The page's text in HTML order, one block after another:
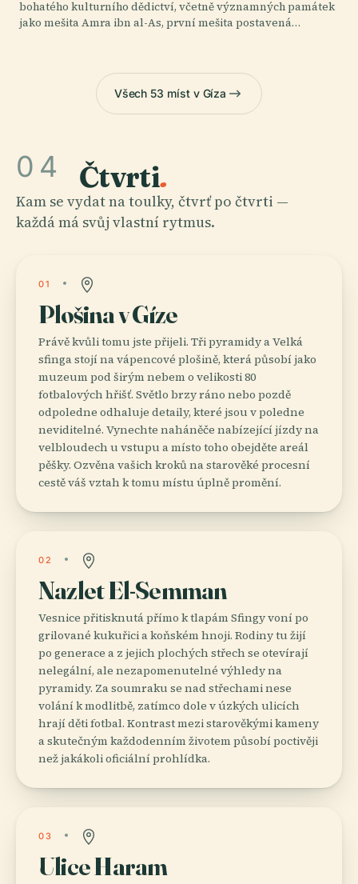
bohatého kulturního dědictví, včetně významných památek
jako mešita Amra ibn al-As, první mešita postavená…
Všech 53 míst v Gíza
04 Čtvrti.
Kam se vydat na toulky, čtvrť po čtvrti —
každá má svůj vlastní rytmus.
01
Plošina v Gíze
Právě kvůli tomu jste přijeli. Tři pyramidy a Velká
sfinga stojí na vápencové plošině, která působí jako
muzeum pod širým nebem o velikosti 80
fotbalových hřišť. Světlo brzy ráno nebo pozdě
odpoledne odhaluje detaily, které jsou v poledne
neviditelné. Vynechte naháněče nabízející jízdy na
velbloudech u vstupu a místo toho obejděte areál
pěšky. Ozvěna vašich kroků na starověké procesní
cestě váš vztah k tomu místu úplně promění.
02
Nazlet El-Semman
Vesnice přitisknutá přímo k tlapám Sfingy voní po
grilované kukuřici a koňském hnoji. Rodiny tu žijí
po generace a z jejich plochých střech se otevírají
nelegální, ale nezapomenutelné výhledy na
pyramidy. Za soumraku se nad střechami nese
volání k modlitbě, zatímco dole v úzkých ulicích
hrají děti fotbal. Kontrast mezi starověkými kameny
a skutečným každodenním životem působí poctivěji
než jakákoli oficiální prohlídka.
03
Ulice Haram